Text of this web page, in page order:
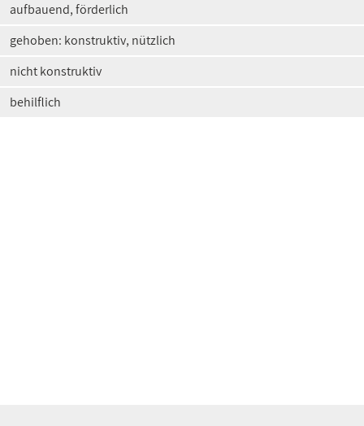
aufbauend, förderlich
gehoben: konstruktiv, nützlich
nicht konstruktiv
behilflich